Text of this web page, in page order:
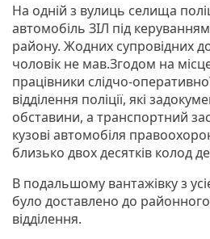
На одній з вулиць селища
автомобіль ЗІЛ під
району. Жодних супровідних
чоловік не мав.Згодом на
працівники слідчо-
відділення поліції, які
обставини, а транспортний
кузові автомобіля
близько двох десятків колод
В подальшому вантажівку з
було доставлено до
відділення.